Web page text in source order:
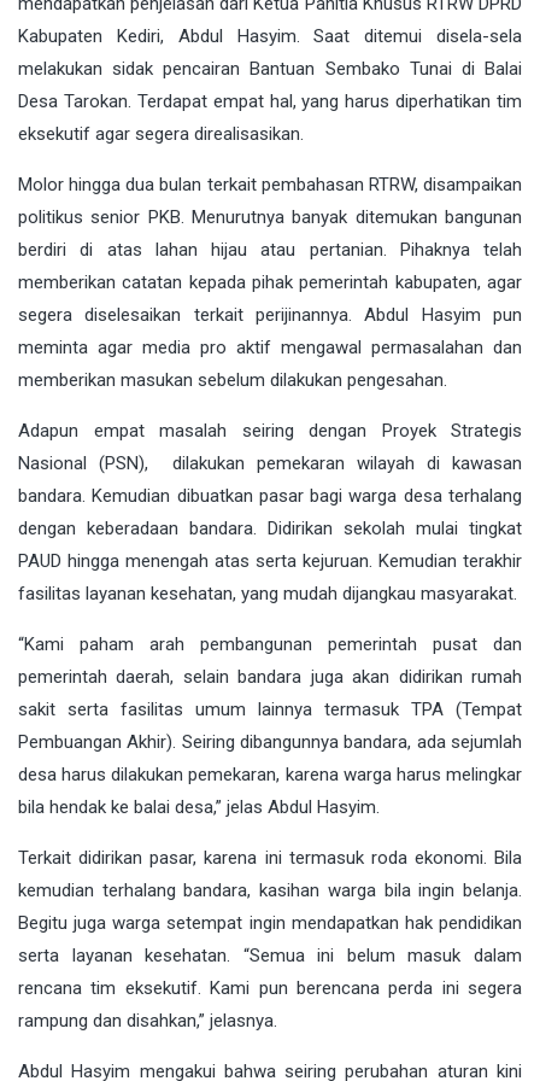
Kabupaten Kediri, Abdul Hasyim. Saat ditemui disela-sela
melakukan sidak pencairan Bantuan Sembako Tunai di Balai
Desa Tarokan. Terdapat empat hal, yang harus diperhatikan tim
eksekutif agar segera direalisasikan.
Molor hingga dua bulan terkait pembahasan RTRW, disampaikan
politikus senior PKB. Menurutnya banyak ditemukan bangunan
berdiri di atas lahan hijau atau pertanian. Pihaknya telah
memberikan catatan kepada pihak pemerintah kabupaten, agar
segera diselesaikan terkait perijinannya. Abdul Hasyim pun
meminta agar media pro aktif mengawal permasalahan dan
memberikan masukan sebelum dilakukan pengesahan.
Adapun empat masalah seiring dengan Proyek Strategis
Nasional (PSN), dilakukan pemekaran wilayah di kawasan
bandara. Kemudian dibuatkan pasar bagi warga desa terhalang
dengan keberadaan bandara. Didirikan sekolah mulai tingkat
PAUD hingga menengah atas serta kejuruan. Kemudian terakhir
fasilitas layanan kesehatan, yang mudah dijangkau masyarakat.
“Kami paham arah pembangunan pemerintah pusat dan
pemerintah daerah, selain bandara juga akan didirikan rumah
sakit serta fasilitas umum lainnya termasuk TPA (Tempat
Pembuangan Akhir). Seiring dibangunnya bandara, ada sejumlah
desa harus dilakukan pemekaran, karena warga harus melingkar
bila hendak ke balai desa,” jelas Abdul Hasyim.
Terkait didirikan pasar, karena ini termasuk roda ekonomi. Bila
kemudian terhalang bandara, kasihan warga bila ingin belanja.
Begitu juga warga setempat ingin mendapatkan hak pendidikan
serta layanan kesehatan. “Semua ini belum masuk dalam
rencana tim eksekutif. Kami pun berencana perda ini segera
rampung dan disahkan,” jelasnya.
Abdul Hasyim mengakui bahwa seiring perubahan aturan kini